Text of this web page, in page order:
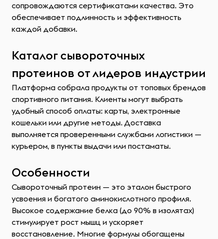
сопровождаются сертификатами качества. Это
обеспечивает подлинность и эффективность
каждой добавки.
Каталог сывороточных
протеинов от лидеров индустрии
Платформа собрала продукты от топовых брендов
спортивного питания. Клиенты могут выбрать
удобный способ оплаты: карты, электронные
кошельки или другие методы. Доставка
выполняется проверенными службами логистики —
курьером, в пункты выдачи или постаматы.
Особенности
Сывороточный протеин — это эталон быстрого
усвоения и богатого аминокислотного профиля.
Высокое содержание белка (до 90% в изолятах)
стимулирует рост мышц и ускоряет
восстановление. Многие формулы обогащены